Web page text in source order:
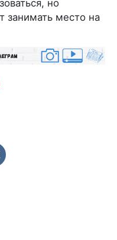
но
занимать место на